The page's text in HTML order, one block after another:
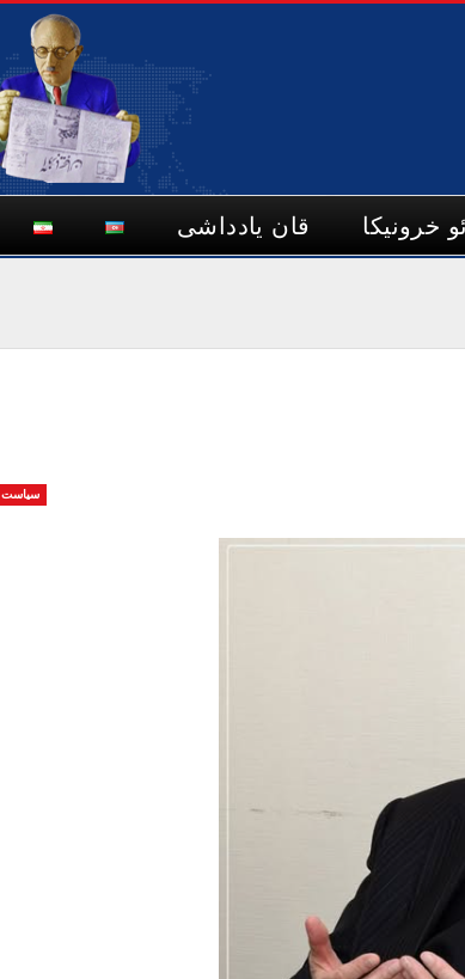
خرونیکا قان یادداشی
سیاست